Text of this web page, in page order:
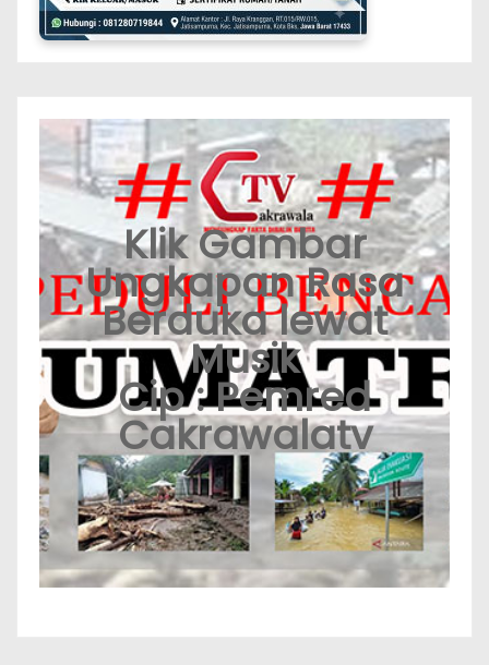
Klik Gambar
Ungkapan Rasa
Berduka lewat
Musik
Cip : Pemred
Cakrawalatv